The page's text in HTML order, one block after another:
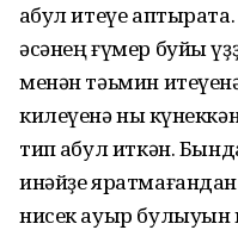
ҡабул итеүе
әсәнең ғүмер буйы
менән тәьмин
килеүенә ныҡ
тип ҡабул иткән.
инәйҙе
нисек ауыр булыуын